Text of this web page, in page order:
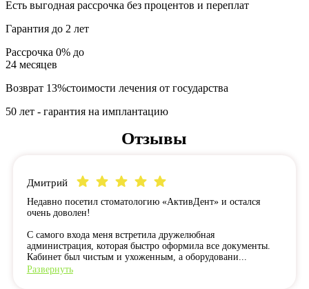
Есть выгодная рассрочка без процентов и переплат
Гарантия до 2 лет
Рассрочка 0% до
24 месяцев
Возврат 13%стоимости лечения от государства
50 лет - гарантия на имплантацию
Отзывы
Дмитрий
Недавно посетил стоматологию «АктивДент» и остался
очень доволен!
С самого входа меня встретила дружелюбная
администрация, которая быстро оформила все документы.
Кабинет был чистым и ухоженным, а оборудовани...
Развернуть